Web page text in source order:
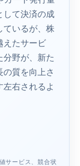
して決済の成
ているが、株
えたサービ
分野が、新た
質を向上さ
右されるよ
サービス、競合状